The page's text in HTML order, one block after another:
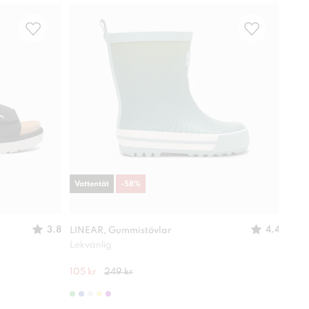
3.8 LINEAR, Gummistövlar
4.4
Lekvänlig
105 kr 249 kr
Vattentät -58 %